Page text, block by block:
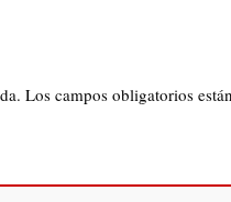
Los campos obligatorios